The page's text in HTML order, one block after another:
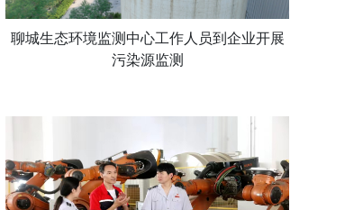
聊城生态环境监测中心工作人员到企业开展
污染源监测